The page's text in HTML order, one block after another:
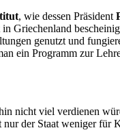
, wie dessen Präsident
Griechenland
genutzt und
ein Programm zur
nicht viel verdienen
der Staat weniger